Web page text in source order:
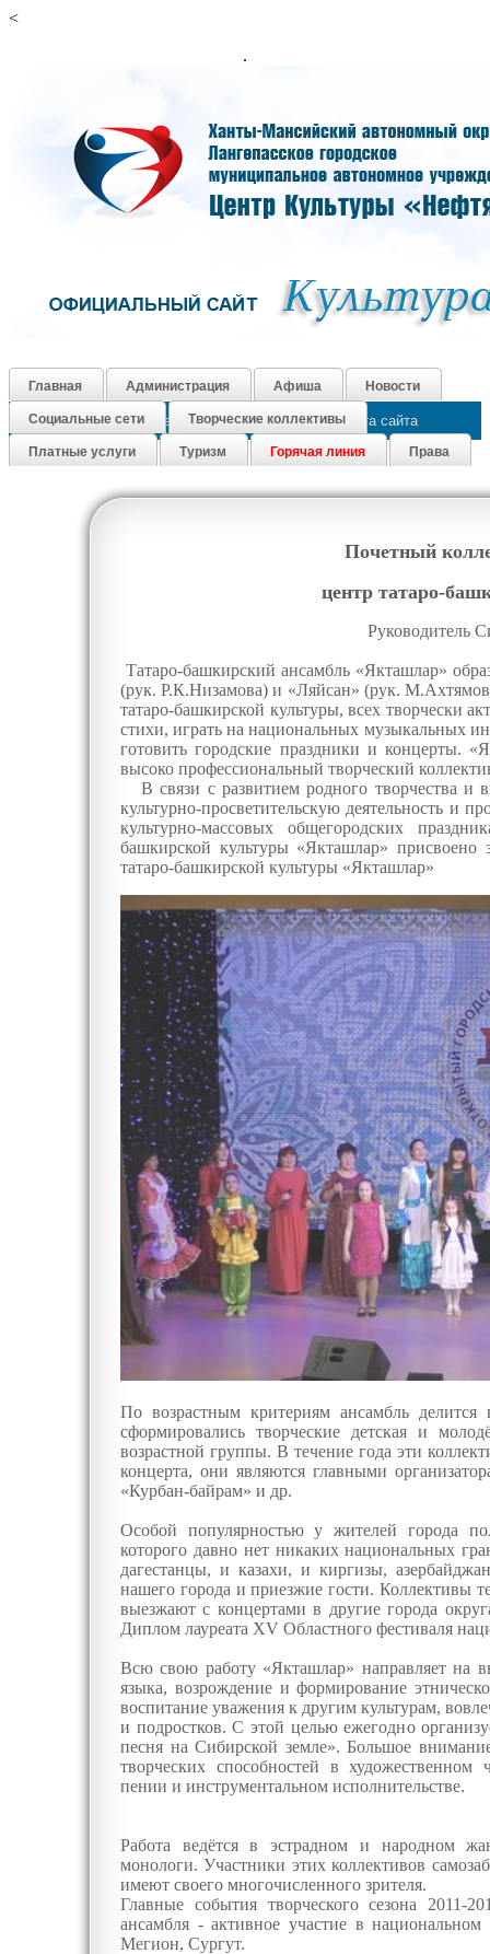
<
.
Главная
Как нас найти Контакты График работы Карта сайта
Администрация Афиша Новости
Социальные сети Творческие коллективы
Платные услуги Туризм Горячая линия Права
Почетный
центр татаро-
Руководитель
Татаро-башкирский ансамбль «Якташлар»
(рук. Р.К.Низамова) и «Ляйсан» (рук.
татаро-башкирской культуры, всех творчески
стихи, играть на национальных музыкальных
готовить городские праздники и концерты.
высоко профессиональный творческий
В связи с развитием родного творчества и
культурно-просветительскую деятельность и
культурно-массовых общегородских
башкирской культуры «Якташлар» присвоено
татаро-башкирской культуры «Якташлар»
По возрастным критериям ансамбль
сформировались творческие детская и
возрастной группы. В течение года эти
концерта, они являются главными
«Курбан-байрам» и др.
Особой популярностью у жителей города
которого давно нет никаких национальных
дагестанцы, и казахи, и киргизы,
нашего города и приезжие гости. Коллективы
выезжают с концертами в другие города
Диплом лауреата XV Областного фестиваля
Всю свою работу «Якташлар» направляет на
языка, возрождение и формирование
воспитание уважения к другим культурам,
и подростков. С этой целью ежегодно
песня на Сибирской земле». Большое
творческих способностей в художественном
пении и инструментальном исполнительстве.
Работа ведётся в эстрадном и народном
монологи. Участники этих коллективов
имеют своего многочисленного зрителя.
Главные события творческого сезона 2011-
ансамбля - активное участие в
Мегион, Сургут.